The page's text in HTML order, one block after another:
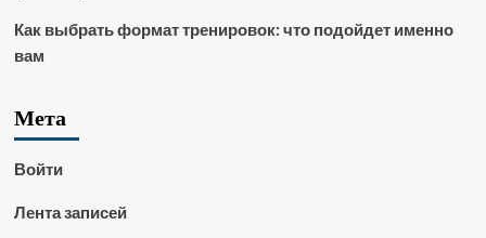
Как выбрать формат тренировок: что подойдет именно
вам
Мета
Войти
Лента записей